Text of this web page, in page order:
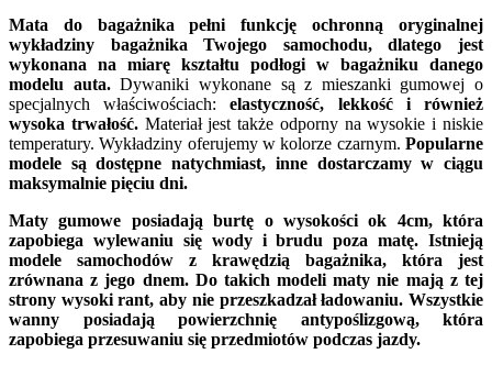
Mata do bagażnika pełni funkcję ochronną oryginalnej
wykładziny bagażnika Twojego samochodu, dlatego jest
wykonana na miarę kształtu podłogi w bagażniku danego
modelu auta.Dywaniki wykonane są z mieszanki gumowej o
specjalnych właściwościach:elastyczność, lekkość i również
wysoka trwałość.Materiał jest także odporny na wysokie i niskie
temperatury. Wykładziny oferujemy w kolorze czarnym. Popularne
modele są dostępne natychmiast, inne dostarczamy w ciągu
maksymalnie pięciu dni.
Maty gumowe posiadają burtę o wysokości ok 4cm, która
zapobiega wylewaniu się wody i brudu poza matę. Istnieją
modele samochodów z krawędzią bagażnika, która jest
zrównana z jego dnem. Do takich modeli maty nie mają z tej
strony wysoki rant, aby nie przeszkadzał ładowaniu. Wszystkie
wanny posiadają powierzchnię antypoślizgową, która
zapobiega przesuwaniu się przedmiotów podczas jazdy.